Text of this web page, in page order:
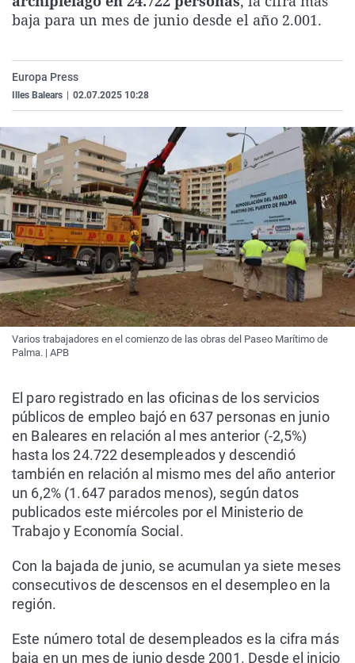
La rosa de los vientos
Caso
Extremadura
País Vasco
Virales
baja para un mes de junio desde el año 2.001.
Europa Press
Illes Balears 02.07.2025 10:28
Varios trabajadores en el comienzo de las obras del Paseo Marítimo de
Palma. | APB
El paro registrado en las oficinas de los servicios
públicos de empleo bajó en 637 personas en junio
en Baleares en relación al mes anterior (-2,5%)
hasta los 24.722 desempleados y descendió
también en relación al mismo mes del año anterior
un 6,2% (1.647 parados menos), según datos
publicados este miércoles por el Ministerio de
Trabajo y Economía Social.
Con la bajada de junio, se acumulan ya siete meses
consecutivos de descensos en el desempleo en la
región.
Este número total de desempleados es la cifra más
baja en un mes de junio desde 2001. Desde el inicio